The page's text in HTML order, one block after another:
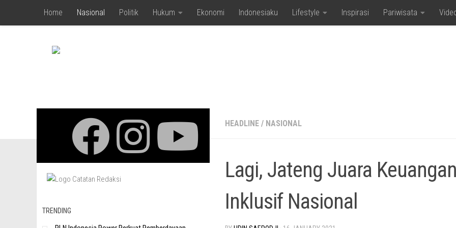
Skip to content
Home Nasional Politik Hukum Ekonomi Indonesiaku Lifestyle Inspirasi Pariwisata
HEADLINE / NASIONAL
Lagi, Jateng Juara Keuangan
Inklusif Nasional
TRENDING